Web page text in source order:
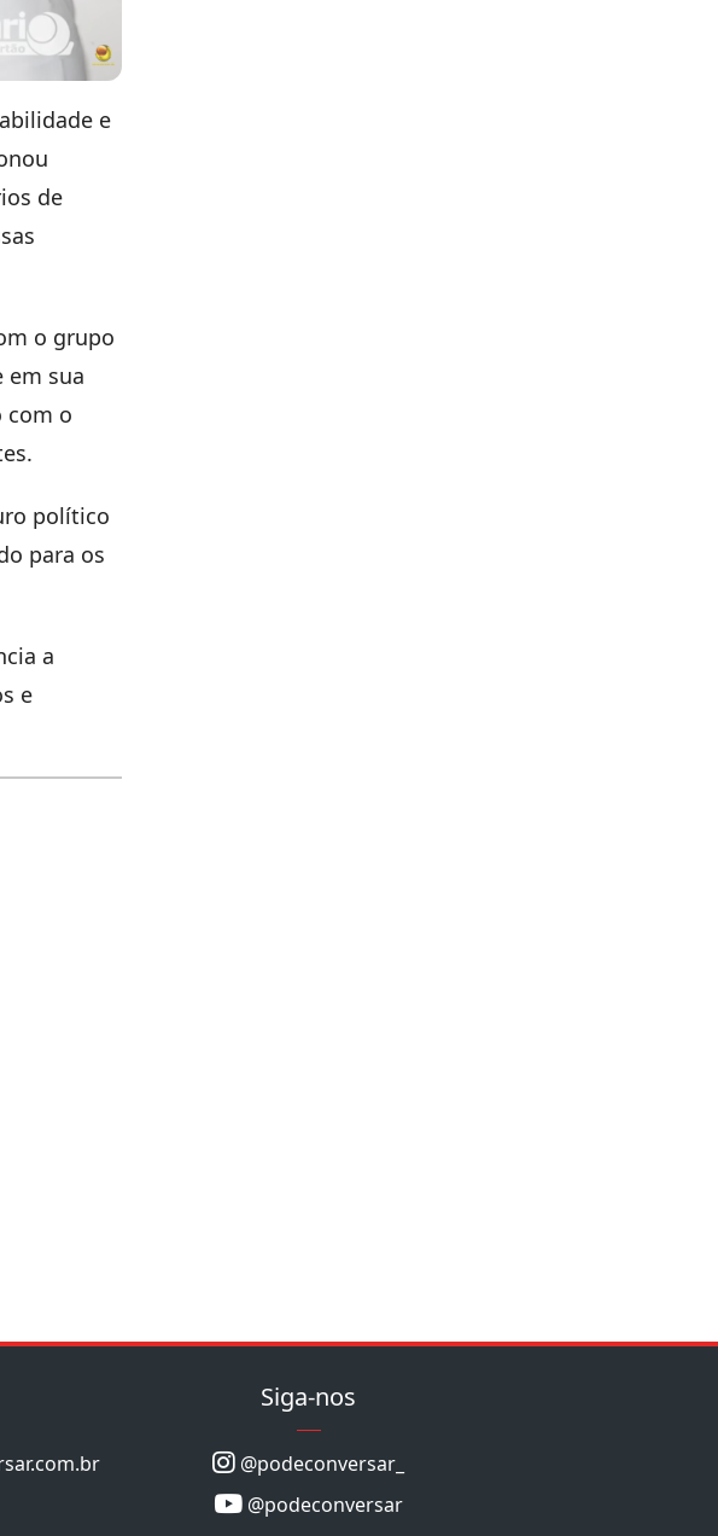
e
de
o grupo
em sua
com o
político
para os
a
e
Siga-nos
@podeconversar_
@podeconversar